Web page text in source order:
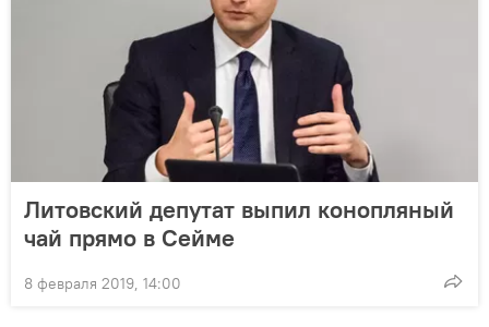
Литовский депутат выпил конопляный
чай прямо в Сейме
8 февраля 2019, 14:00